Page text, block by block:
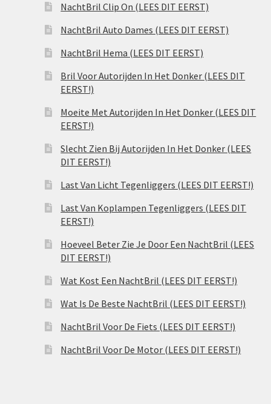
NachtBril Clip On (LEES DIT EERST)
NachtBril Auto Dames (LEES DIT EERST)
NachtBril Hema (LEES DIT EERST)
Bril Voor Autorijden In Het Donker (LEES DIT
EERST!)
Moeite Met Autorijden In Het Donker (LEES DIT
EERST!)
Slecht Zien Bij Autorijden In Het Donker (LEES
DIT EERST!)
Last Van Licht Tegenliggers (LEES DIT EERST!)
Last Van Koplampen Tegenliggers (LEES DIT
EERST!)
Hoeveel Beter Zie Je Door Een NachtBril (LEES
DIT EERST!)
Wat Kost Een NachtBril (LEES DIT EERST!)
Wat Is De Beste NachtBril (LEES DIT EERST!)
NachtBril Voor De Fiets (LEES DIT EERST!)
NachtBril Voor De Motor (LEES DIT EERST!)